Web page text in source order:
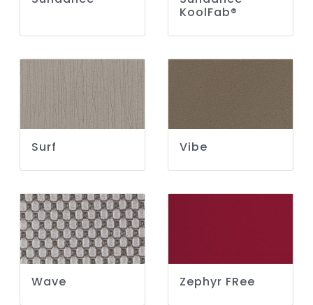
KoolFab®
Surf Vibe
Wave Zephyr FRee